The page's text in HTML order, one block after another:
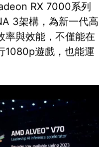
RX 7000系列
3架構，為新一代高
率與效能，不僅能在
1080p遊戲，也能運